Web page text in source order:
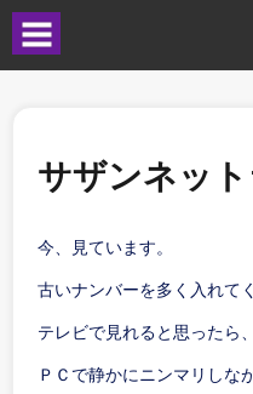
サザンネッ
今、見ています。
古いナンバーを多く入れて
テレビで見れると思ったら
ＰＣで静かにニンマリしな